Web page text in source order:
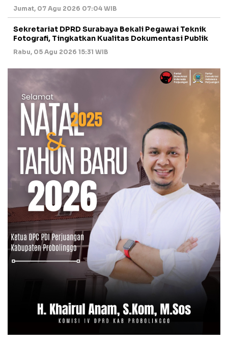
Jumat, 07 Agu 2026 07:04 WIB
Sekretariat DPRD Surabaya Bekali Pegawai Teknik
Fotografi, Tingkatkan Kualitas Dokumentasi Publik
Rabu, 05 Agu 2026 15:31 WIB